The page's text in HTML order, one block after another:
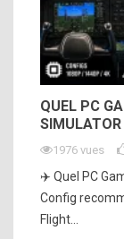
QUEL PC
1976 vues
✈️ Quel PC
Config
Flight...